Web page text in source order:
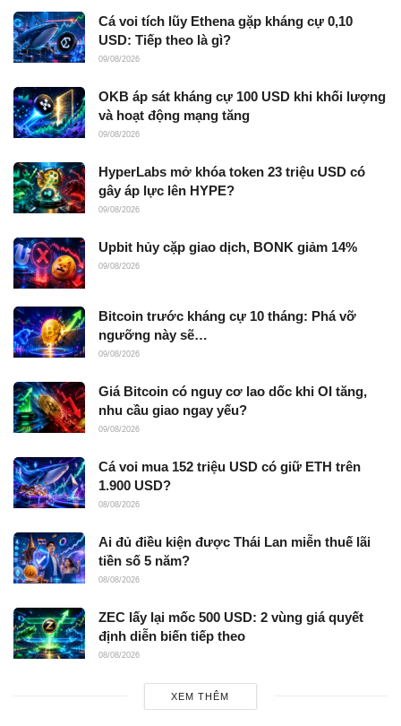
Cá voi tích lũy Ethena gặp kháng cự 0,10
USD: Tiếp theo là gì?
09/08/2026
OKB áp sát kháng cự 100 USD khi khối lượng
và hoạt động mạng tăng
09/08/2026
HyperLabs mở khóa token 23 triệu USD có
gây áp lực lên HYPE?
09/08/2026
Upbit hủy cặp giao dịch, BONK giảm 14%
09/08/2026
Bitcoin trước kháng cự 10 tháng: Phá vỡ
ngưỡng này sẽ…
09/08/2026
Giá Bitcoin có nguy cơ lao dốc khi OI tăng,
nhu cầu giao ngay yếu?
09/08/2026
Cá voi mua 152 triệu USD có giữ ETH trên
1.900 USD?
08/08/2026
Ai đủ điều kiện được Thái Lan miễn thuế lãi
tiền số 5 năm?
08/08/2026
ZEC lấy lại mốc 500 USD: 2 vùng giá quyết
định diễn biến tiếp theo
08/08/2026
XEM THÊM